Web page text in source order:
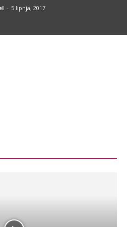
- 5 lipnja, 2017